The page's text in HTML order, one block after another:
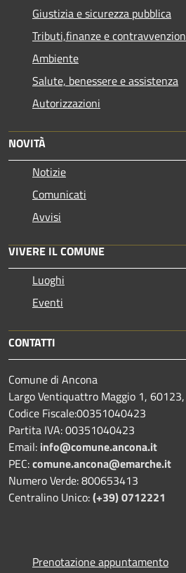
Giustizia e sicurezza pubblica
Tributi,finanze e
Ambiente
Salute, benessere e assistenza
Autorizzazioni
NOVITÀ
Notizie
Comunicati
Avvisi
VIVERE IL COMUNE
Luoghi
Eventi
CONTATTI
Comune di Ancona
Largo Ventiquattro Maggio 1,
Codice Fiscale:00351040423
Partita IVA: 00351040423
Email: info@comune.ancona.it
PEC:comune.ancona@emarche.it
Numero Verde: 800653413
Centralino Unico:(+39) 0712221
Prenotazione appuntamento